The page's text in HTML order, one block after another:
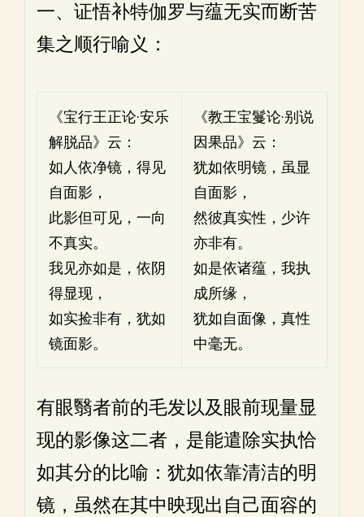
一、证悟补特伽罗与蕴无实而断苦
集之顺行喻义：
《宝行王正论·安乐
解脱品》云：
如人依净镜，得见
自面影，
此影但可见，一向
不真实。
我见亦如是，依阴
得显现，
如实捡非有，犹如
镜面影。
《教王宝鬘论·别说
因果品》云：
犹如依明镜，虽显
自面影，
然彼真实性，少许
亦非有。
如是依诸蕴，我执
成所缘，
犹如自面像，真性
中毫无。
有眼翳者前的毛发以及眼前现量显
现的影像这二者，是能遣除实执恰
如其分的比喻：犹如依靠清洁的明
镜，虽然在其中映现出自己面容的